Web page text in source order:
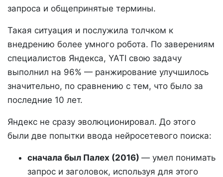
запроса и общепринятые термины.
Такая ситуация и послужила толчком к
внедрению более умного робота. По заверениям
специалистов Яндекса, YATI свою задачу
выполнил на 96% — ранжирование улучшилось
значительно, по сравнению с тем, что было за
последние 10 лет.
Яндекс не сразу эволюционировал. До этого
были две попытки ввода нейросетевого поиска:
сначала был Палех (2016) — умел понимать
запрос и заголовок, используя для этого